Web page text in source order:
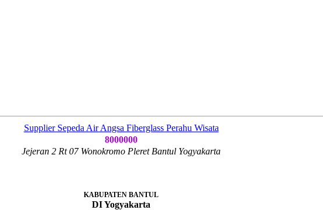
Supplier Sepeda Air Angsa Fiberglass Perahu Wisata
8000000
Jejeran 2 Rt 07 Wonokromo Pleret Bantul Yogyakarta
KABUPATEN BANTUL
DI Yogyakarta